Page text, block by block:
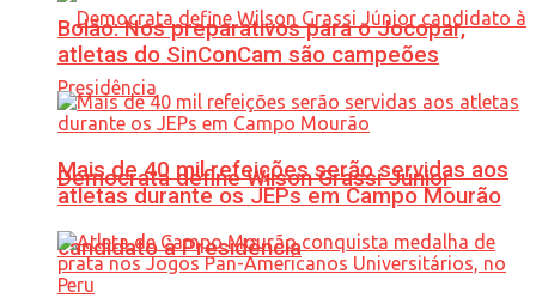
Democrata define Wilson Grassi Júnior
candidato à Presidência
Bolão: Nos preparativos para o Jocopar,
atletas do SinConCam são campeões
Mais de 40 mil refeições serão servidas aos
atletas durante os JEPs em Campo Mourão